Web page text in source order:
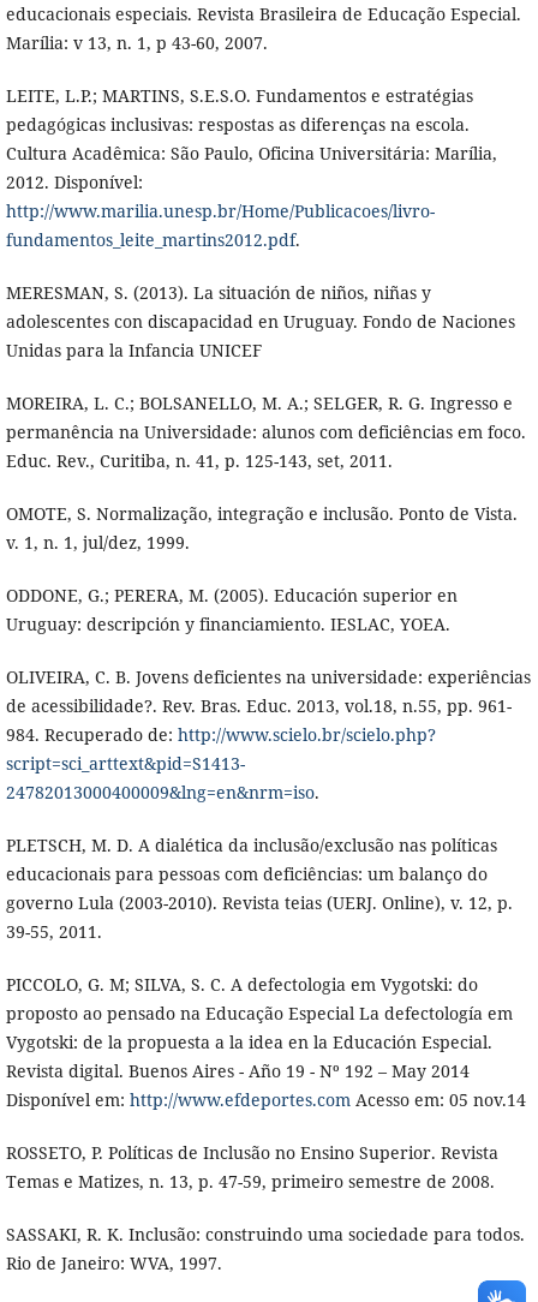
educacionais especiais. Revista Brasileira de Educação Especial.
Marília: v 13, n. 1, p 43-60, 2007.
LEITE, L.P.; MARTINS, S.E.S.O. Fundamentos e estratégias
pedagógicas inclusivas: respostas as diferenças na escola.
Cultura Acadêmica: São Paulo, Oficina Universitária: Marília,
2012. Disponível:
http://www.marilia.unesp.br/Home/Publicacoes/livro-
fundamentos_leite_martins2012.pdf.
MERESMAN, S. (2013). La situación de niños, niñas y
adolescentes con discapacidad en Uruguay. Fondo de Naciones
Unidas para la Infancia UNICEF
MOREIRA, L. C.; BOLSANELLO, M. A.; SELGER, R. G. Ingresso e
permanência na Universidade: alunos com deficiências em foco.
Educ. Rev., Curitiba, n. 41, p. 125-143, set, 2011.
OMOTE, S. Normalização, integração e inclusão. Ponto de Vista.
v. 1, n. 1, jul/dez, 1999.
ODDONE, G.; PERERA, M. (2005). Educación superior en
Uruguay: descripción y financiamiento. IESLAC, YOEA.
OLIVEIRA, C. B. Jovens deficientes na universidade: experiências
de acessibilidade?. Rev. Bras. Educ. 2013, vol.18, n.55, pp. 961-
984. Recuperado de: http://www.scielo.br/scielo.php?
script=sci_arttext&pid=S1413-
24782013000400009&lng=en&nrm=iso.
PLETSCH, M. D. A dialética da inclusão/exclusão nas políticas
educacionais para pessoas com deficiências: um balanço do
governo Lula (2003-2010). Revista teias (UERJ. Online), v. 12, p.
39-55, 2011.
PICCOLO, G. M; SILVA, S. C. A defectologia em Vygotski: do
proposto ao pensado na Educação Especial La defectología em
Vygotski: de la propuesta a la idea en la Educación Especial.
Revista digital. Buenos Aires - Año 19 - Nº 192 – May 2014
Disponível em: http://www.efdeportes.com Acesso em: 05 nov.14
ROSSETO, P. Políticas de Inclusão no Ensino Superior. Revista
Temas e Matizes, n. 13, p. 47-59, primeiro semestre de 2008.
SASSAKI, R. K. Inclusão: construindo uma sociedade para todos.
Rio de Janeiro: WVA, 1997.